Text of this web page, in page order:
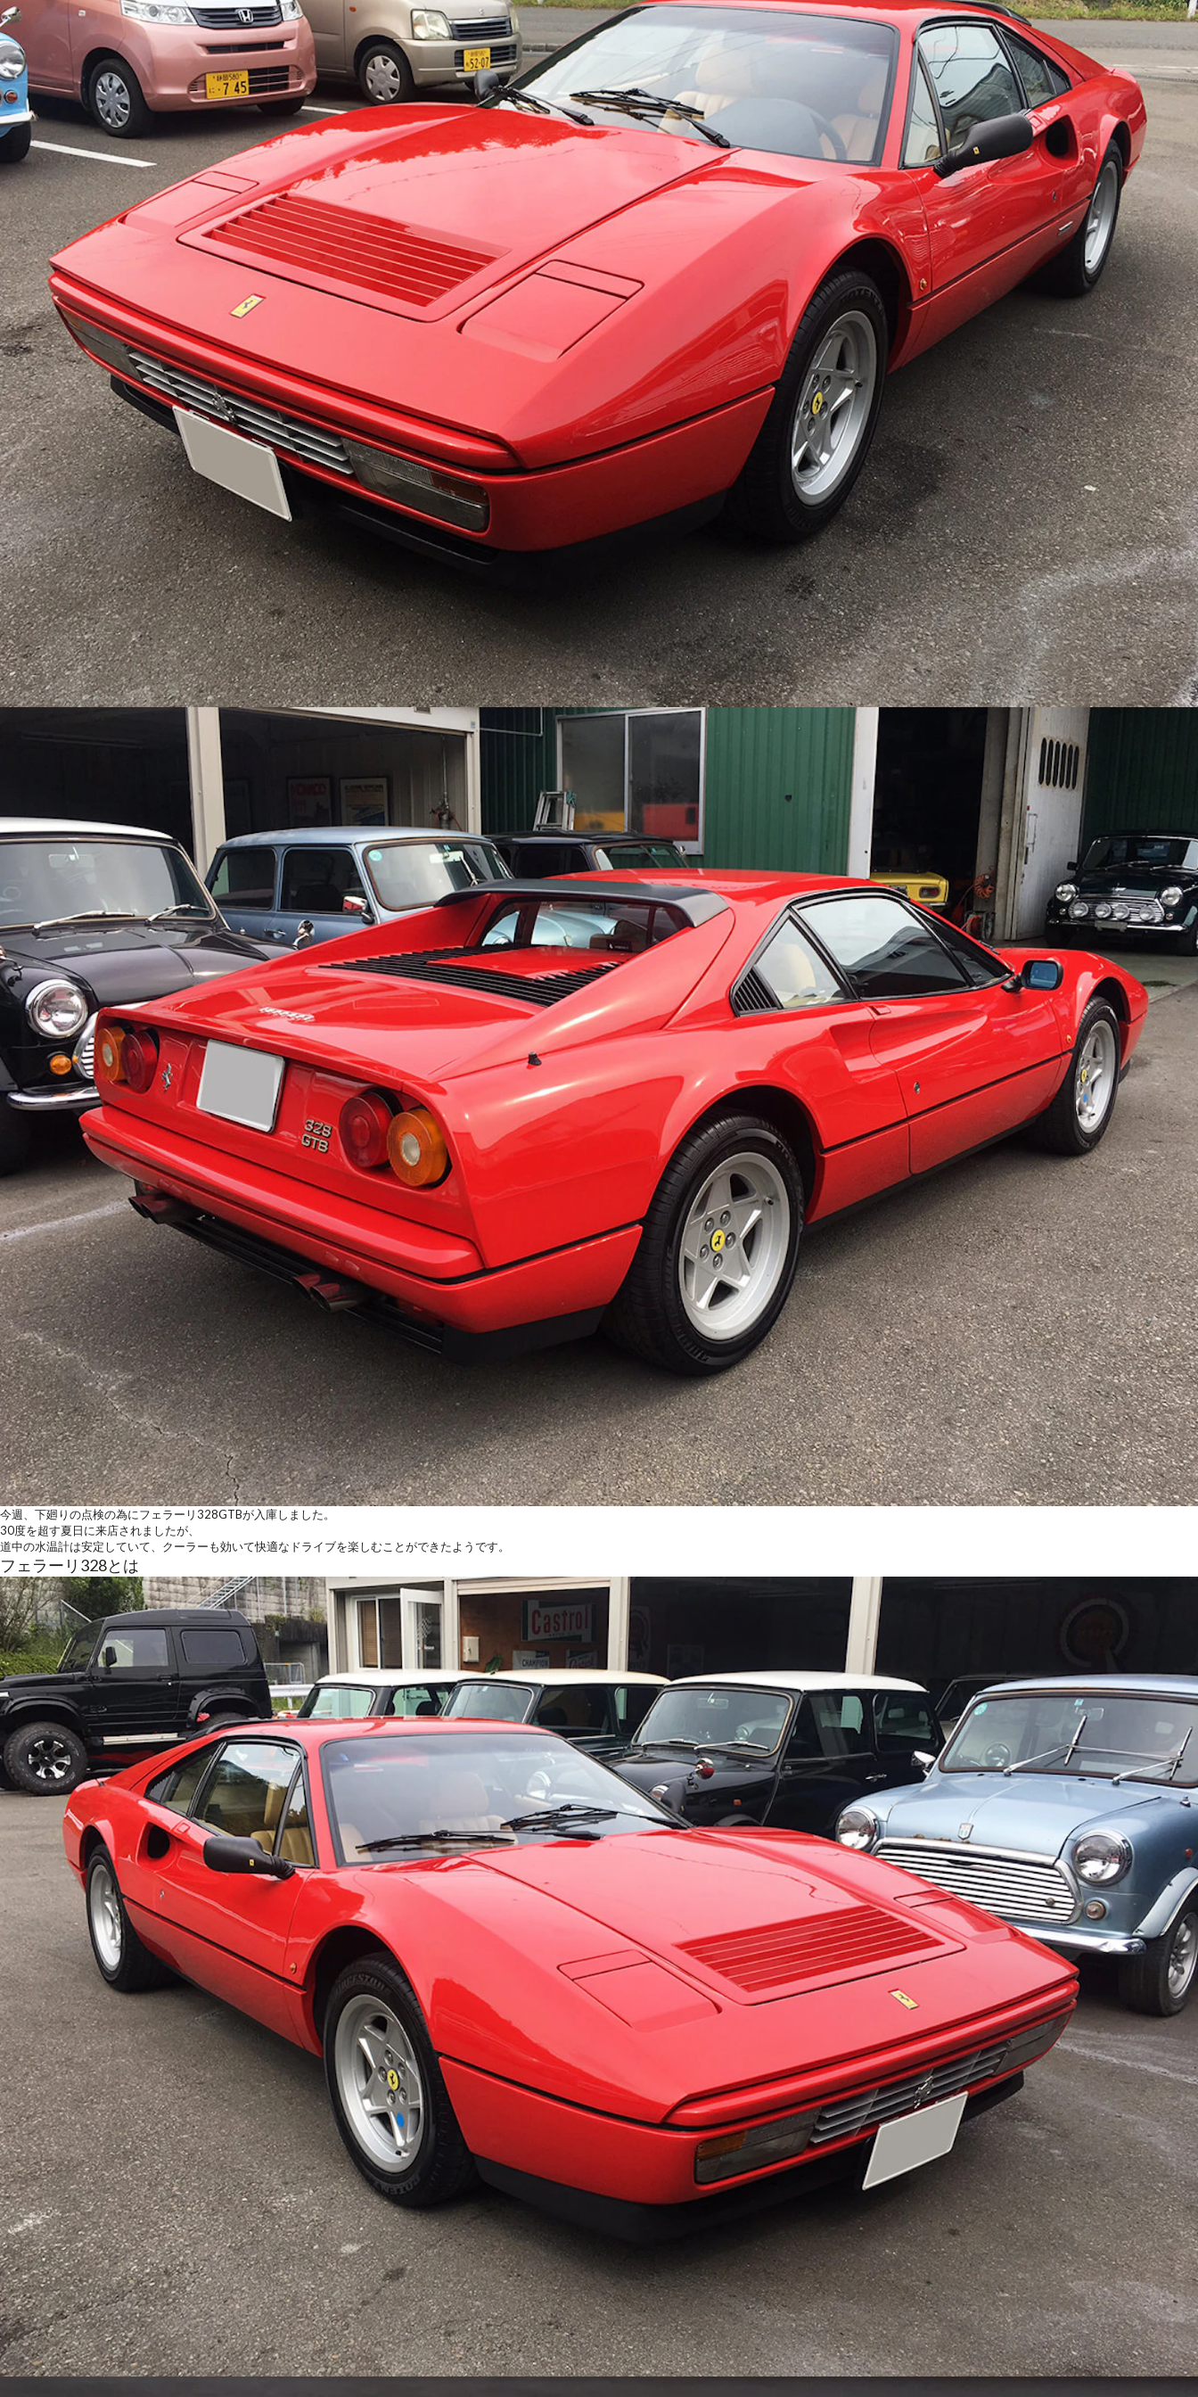
今週、下廻りの点検の為にフェラーリ328GTBが入庫しました。
30度を超す夏日に来店されましたが、
道中の水温計は安定していて、クーラーも効いて快適なドライブを楽しむことができたようです。
フェラーリ328とは